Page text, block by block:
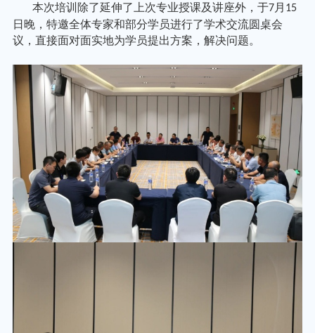
本次培训除了延伸了上次专业授课及讲座外，于7月 15
日晚，特邀全体专家和部分学员进行了学术交流圆桌会
议，直接面对面实地为学员提出方案，解决问题。